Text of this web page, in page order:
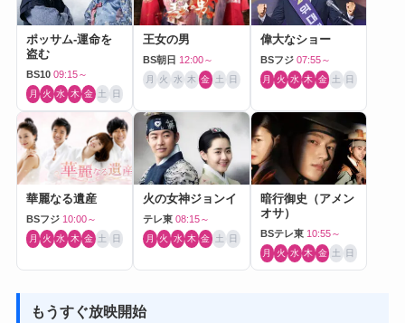
ポッサム-運命を
盗む
BS10 09:15～
月 火 水 木 金 土 日
王女の男
BS朝日 12:00～
月 火 水 木 金 土 日
偉大なショー
BSフジ 07:55～
月 火 水 木 金 土 日
華麗なる遺産
BSフジ 10:00～
月 火 水 木 金 土 日
火の女神ジョンイ
テレ東 08:15～
月 火 水 木 金 土 日
暗行御史（アメン
オサ）
BSテレ東 10:55～
月 火 水 木 金 土 日
もうすぐ放映開始